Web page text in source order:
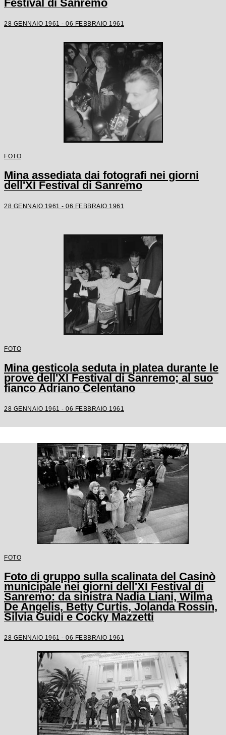
Festival di Sanremo
28 GENNAIO 1961 - 06 FEBBRAIO 1961
FOTO
Mina assediata dai fotografi nei giorni
dell'XI Festival di Sanremo
28 GENNAIO 1961 - 06 FEBBRAIO 1961
FOTO
Mina gesticola seduta in platea durante le
prove dell'XI Festival di Sanremo; al suo
fianco Adriano Celentano
28 GENNAIO 1961 - 06 FEBBRAIO 1961
FOTO
Foto di gruppo sulla scalinata del Casinò
municipale nei giorni dell'XI Festival di
Sanremo: da sinistra Nadia Liani, Wilma
De Angelis, Betty Curtis, Jolanda Rossin,
Silvia Guidi e Cocky Mazzetti
28 GENNAIO 1961 - 06 FEBBRAIO 1961